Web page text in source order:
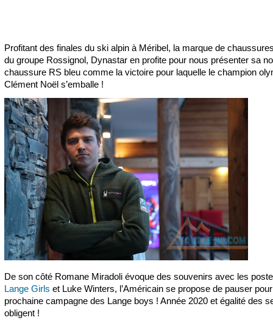
Profitant des finales du ski alpin à Méribel, la marque de
du groupe Rossignol, Dynastar en profite pour nous présenter sa
chaussure RS bleu comme la victoire pour laquelle le champion
Clément Noël s’emballe !
De son côté Romane Miradoli évoque des souvenirs avec les
Lange Girls et Luke Winters, l’Américain se propose de pauser
prochaine campagne des Lange boys ! Année 2020 et égalité des
obligent !